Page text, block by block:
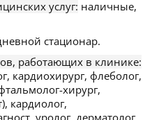
услуг: наличные,
стационар.
работающих в клинике:
кардиохирург, флеболог,
хирург,
кардиолог,
уролог, дерматолог,